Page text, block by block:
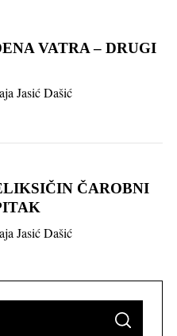
VATRA – DRUGI
Jasić Dašić
ČAROBNI
Jasić Dašić
S